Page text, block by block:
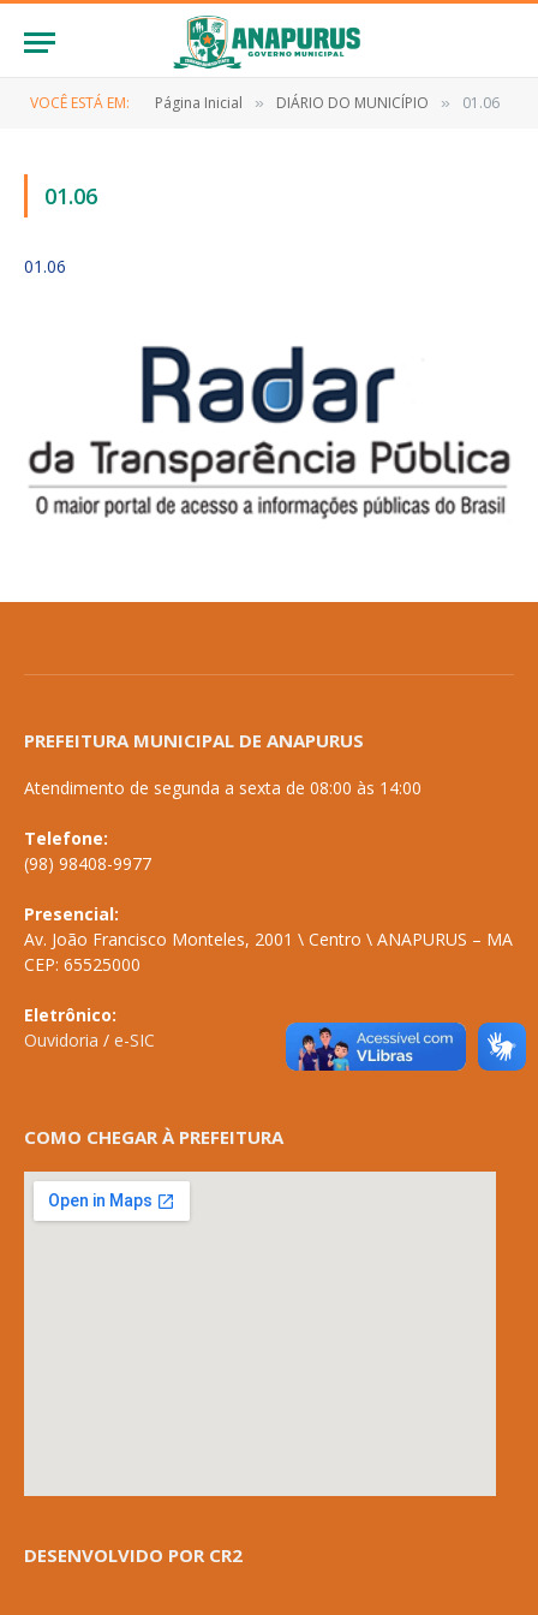
VOCÊ ESTÁ EM: Página Inicial » DIÁRIO DO MUNICÍPIO » 01.06
01.06
01.06
PREFEITURA MUNICIPAL DE ANAPURUS
Atendimento de segunda a sexta de 08:00 às 14:00
Telefone:
(98) 98408-9977
Presencial:
Av. João Francisco Monteles, 2001 \ Centro \ ANAPURUS – MA
CEP: 65525000
Eletrônico:
Ouvidoria / e-SIC
COMO CHEGAR À PREFEITURA
DESENVOLVIDO POR CR2